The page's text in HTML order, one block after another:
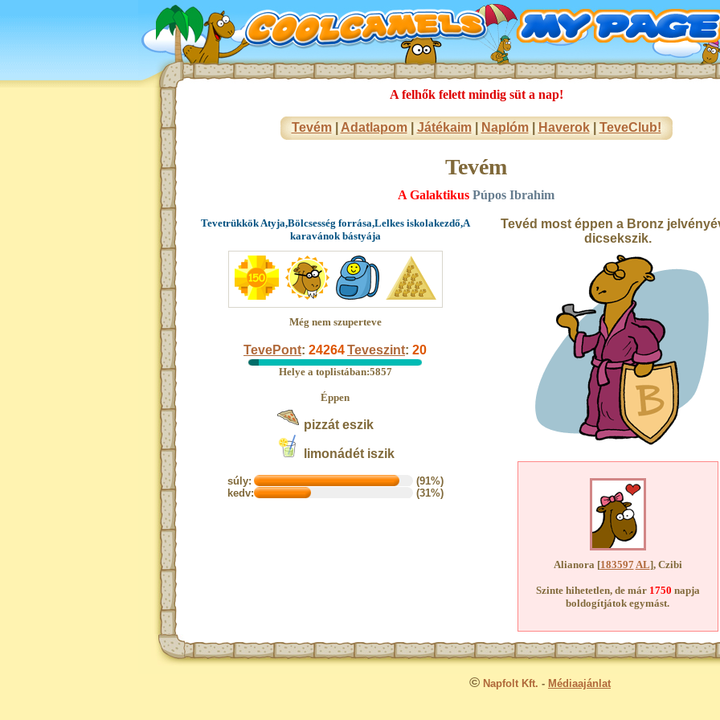
A felhők felett mindig süt a nap!
Tevém| Adatlapom| Játékaim| Naplóm| Haverok| TeveClub!
Tevém
A Galaktikus Púpos Ibrahim
Tevetrükkök Atyja,Bölcsesség forrása,Lelkes iskolakezdő,A
karavánok bástyája
Még nem szuperteve
TevePont: 24264Teveszint: 20
Helye a toplistában:5857
Éppen
pizzát eszik
limonádét iszik
súly:
(91%)
kedv:
(31%)
Tevéd most éppen a Bronz
dicsekszik.
Alianora [183597AL], Czibi
Szinte hihetetlen, de már 1750 napja
boldogítjátok egymást.
© Napfolt Kft. - Médiaajánlat